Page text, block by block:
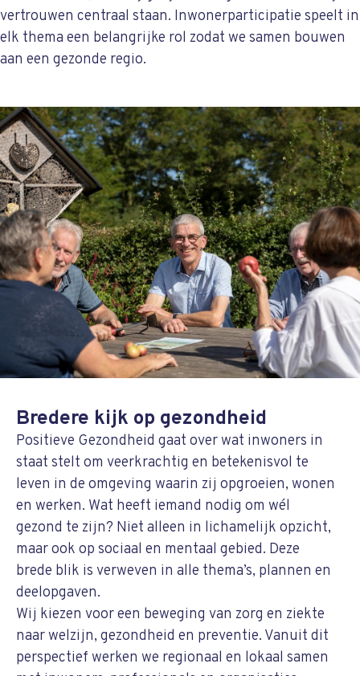
vertrouwen centraal staan. Inwonerparticipatie speelt in
elk thema een belangrijke rol zodat we samen bouwen
aan een gezonde regio.
Bredere kijk op gezondheid
Positieve Gezondheid gaat over wat inwoners in
staat stelt om veerkrachtig en betekenisvol te
leven in de omgeving waarin zij opgroeien, wonen
en werken. Wat heeft iemand nodig om wél
gezond te zijn? Niet alleen in lichamelijk opzicht,
maar ook op sociaal en mentaal gebied. Deze
brede blik is verweven in alle thema’s, plannen en
deelopgaven.
Wij kiezen voor een beweging van zorg en ziekte
naar welzijn, gezondheid en preventie. Vanuit dit
perspectief werken we regionaal en lokaal samen